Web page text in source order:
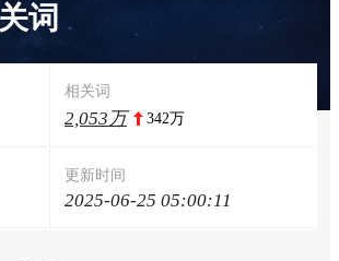
词
相关词
2,053万 342万
更新时间
2025-06-25 05:00:11